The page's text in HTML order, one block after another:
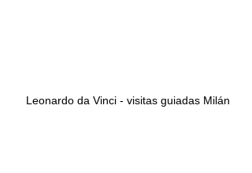
Leonardo da Vinci - visitas guiadas Milán